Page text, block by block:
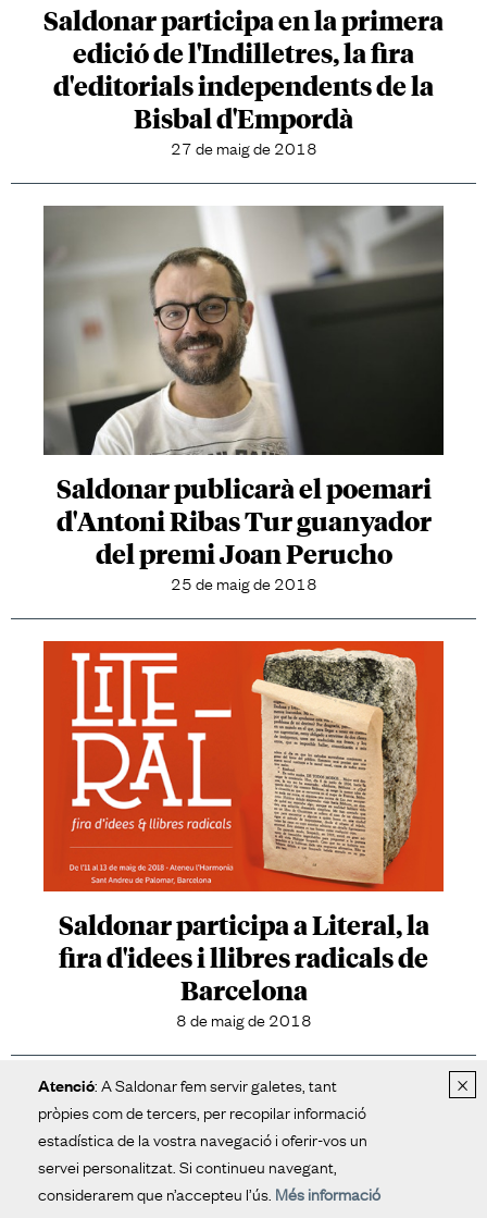
Saldonar participa en la primera
edició de l'Indilletres, la fira
d'editorials independents de la
Bisbal d'Empordà
27 de maig de 2018
Saldonar publicarà el poemari
d'Antoni Ribas Tur guanyador
del premi Joan Perucho
25 de maig de 2018
Saldonar participa a Literal, la
fira d'idees i llibres radicals de
Barcelona
8 de maig de 2018
×
Atenció: A Saldonar fem servir galetes, tant
pròpies com de tercers, per recopilar informació
estadística de la vostra navegació i oferir-vos un
servei personalitzat. Si continueu navegant,
considerarem que n’accepteu l’ús. Més informació